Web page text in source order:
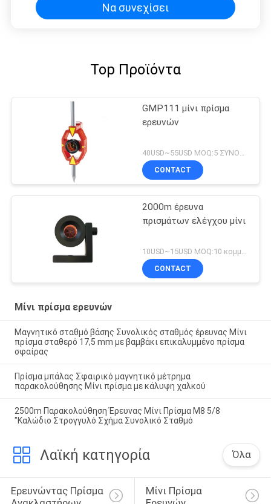
Να συνεχίσει
Top Προϊόντα
GMP111 μίνι πρίσμα
ερευνών
CONTACT
2000m έρευνα
πρισμάτων ελέγχου μίνι
CONTACT
Μίνι πρίσμα ερευνών
Μαγνητικό σταθμό βάσης Συνολικός σταθμός έρευνας Μίνι
πρίσμα σταθερό 17,5 mm με βαμβάκι επικαλυμμένο πρίσμα
σφαίρας
Πρίσμα μπάλας Σφαιρικό μαγνητικό μέτρημα
παρακολούθησης Μίνι πρίσμα με κάλυψη χαλκού
2500m Παρακολούθηση Έρευνας Μίνι Πρίσμα M8 5/8
"Καλώδιο Στρογγυλό Σχήμα Συνολικό Σταθμό
Λαϊκή κατηγορία Όλα
Ερευνώντας Πρίσμα
Μίνι Πρίσμα